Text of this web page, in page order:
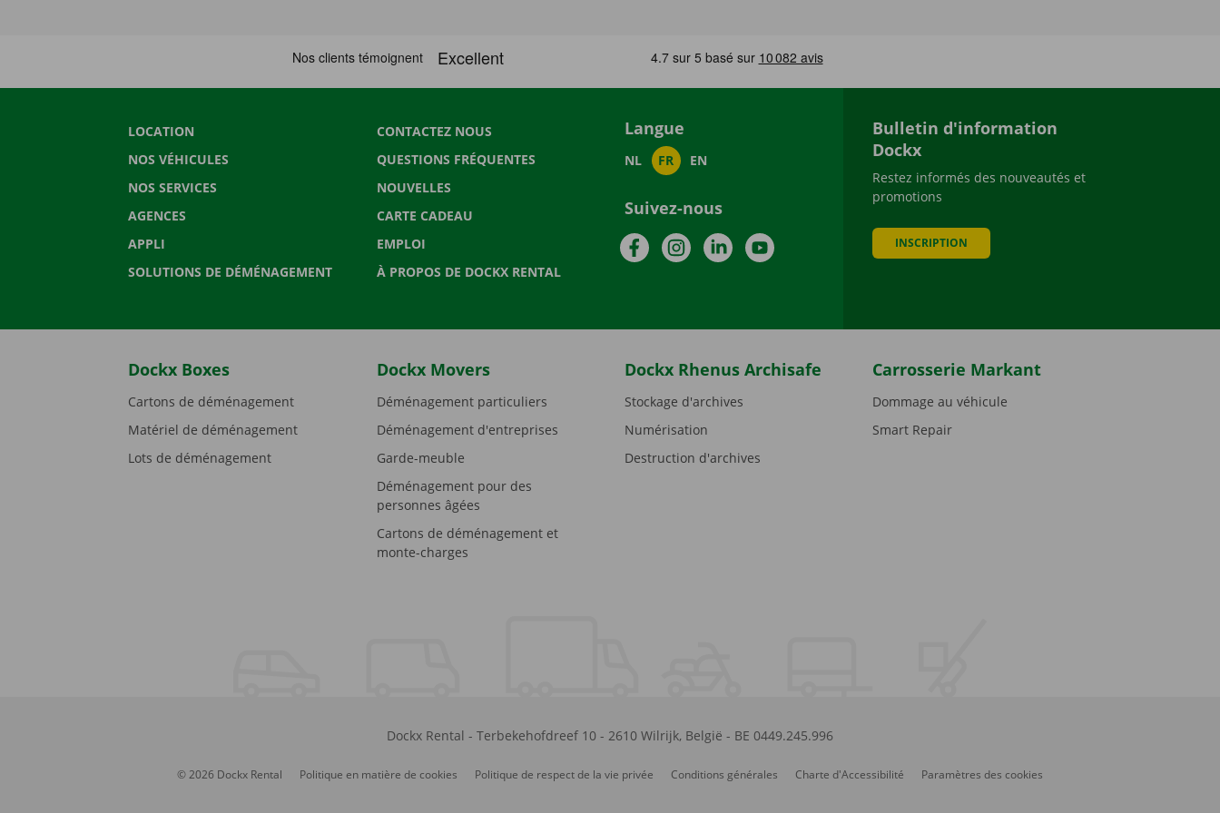
LOCATION
NOS VÉHICULES
NOS SERVICES
AGENCES
APPLI
SOLUTIONS DE DÉMÉNAGEMENT
CONTACTEZ NOUS
QUESTIONS FRÉQUENTES
NOUVELLES
CARTE CADEAU
EMPLOI
À PROPOS DE DOCKX RENTAL
Langue
NL FR EN
Suivez-nous
FacebookInstagramLinkedInYouTube
Bulletin d'information
Dockx
Restez informés des nouveautés et
promotions
INSCRIPTION
Dockx Boxes
Cartons de déménagement
Matériel de déménagement
Lots de déménagement
Dockx Movers
Déménagement particuliers
Déménagement d'entreprises
Garde-meuble
Déménagement pour des
personnes âgées
Cartons de déménagement et
monte-charges
Dockx Rhenus Archisafe
Stockage d'archives
Numérisation
Destruction d'archives
Carrosserie Markant
Dommage au véhicule
Smart Repair
Dockx Rental - Terbekehofdreef 10- 2610 Wilrijk, België - BE 0449.245.996
© 2026 Dockx Rental Politique en matière de cookies Politique de respect de la vie privée Conditions générales Charte d'Accessibilité Paramètres des cookies